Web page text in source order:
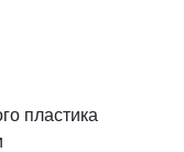
пластика